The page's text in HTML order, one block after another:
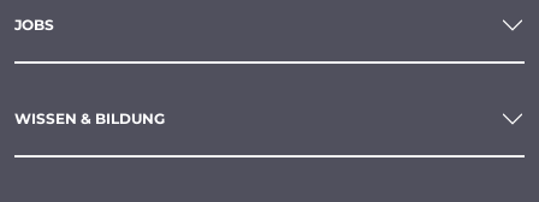
JOBS
WISSEN & BILDUNG